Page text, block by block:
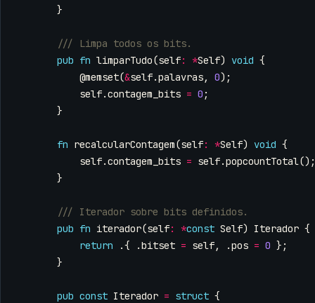
}
pub fn limparTudo(self: *Self) void {
@memset(&self.palavras, 0);
self.contagem_bits = 0 ;
}
fn recalcularContagem(self: *Self) void {
self.contagem_bits = self.popcountTotal();
}
pub fn iterador(self: *const Self) Iterador {
return
.{ .bitset = self, .pos = 0 };
}
pub const Iterador = struct {